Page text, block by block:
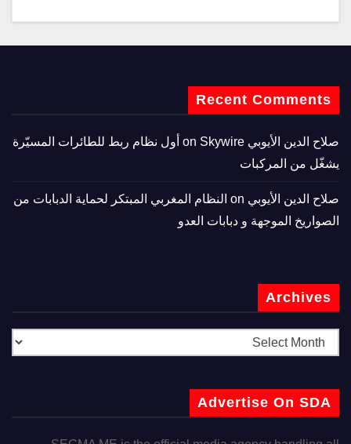
Recent Comments
صلاح الدين الأيوبي
Skywire أول نظام ربط للطائرات المسيّرة
يشغّل من المركبات
صلاح الدين الأيوبي
النظام المغربي المبتكر لحماية الدبابات من
الصواريخ الموجهة و دبابات العدو
Archives
Advertise On SDA